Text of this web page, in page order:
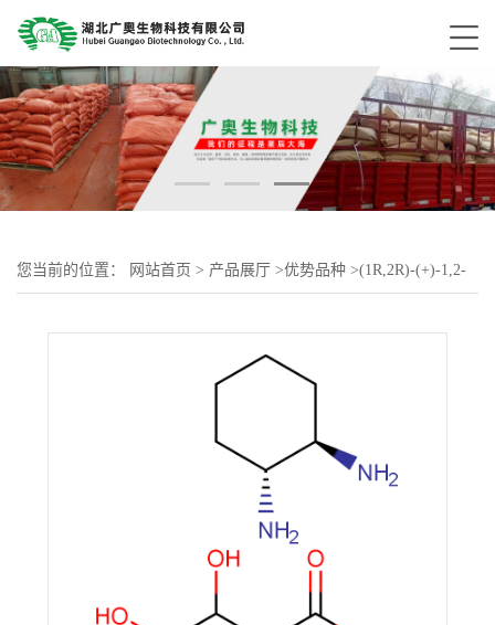
您当前的位置： 网站首页 > 产品展厅 >优势品种 >(1R,2R)-(+)-1,2-